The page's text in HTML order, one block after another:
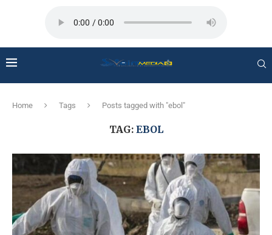
Home Tags Posts tagged with "ebol"
TAG: EBOL